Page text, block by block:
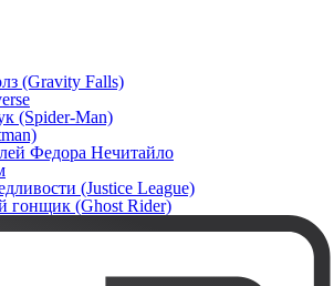
(Gravity Falls)
(Spider-Man)
Федора Нечитайло
(Justice League)
гонщик (Ghost Rider)